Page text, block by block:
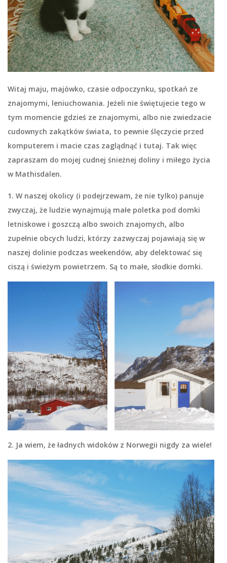
Witaj maju, majówko, czasie odpoczynku, spotkań ze
znajomymi, leniuchowania. Jeżeli nie świętujecie tego w
tym momencie gdzieś ze znajomymi, albo nie zwiedzacie
cudownych zakątków świata, to pewnie ślęczycie przed
komputerem i macie czas zaglądnąć i tutaj. Tak więc
zapraszam do mojej cudnej śnieżnej doliny i miłego życia
w Mathisdalen.
1. W naszej okolicy (i podejrzewam, że nie tylko) panuje
zwyczaj, że ludzie wynajmują małe poletka pod domki
letniskowe i goszczą albo swoich znajomych, albo
zupełnie obcych ludzi, którzy zazwyczaj pojawiają się w
naszej dolinie podczas weekendów, aby delektować się
ciszą i świeżym powietrzem. Są to małe, słodkie domki.
2. Ja wiem, że ładnych widoków z Norwegii nigdy za wiele!